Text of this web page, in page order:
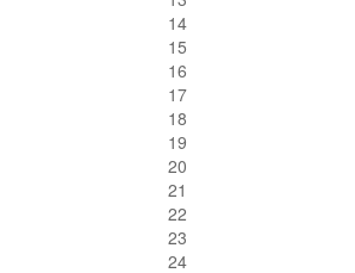
14
15
16
17
18
19
20
21
22
23
24